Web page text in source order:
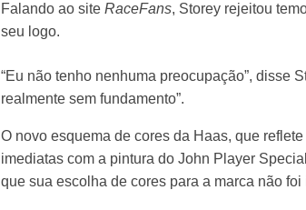
Falando ao site RaceFans, Storey rejeitou
seu logo.
“Eu não tenho nenhuma preocupação”, disse
realmente sem fundamento”.
O novo esquema de cores da Haas, que
imediatas com a pintura do John Player
que sua escolha de cores para a marca não